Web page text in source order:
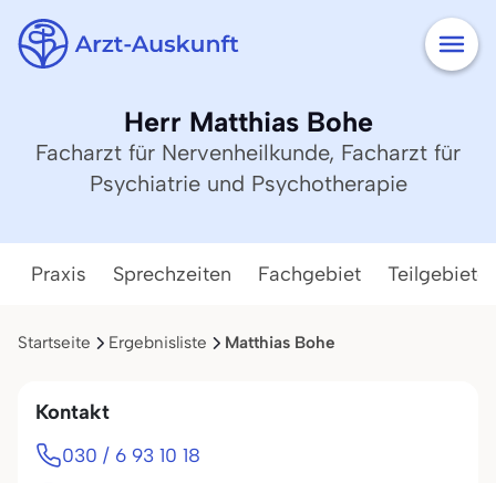
Herr Matthias Bohe
Facharzt für Nervenheilkunde, Facharzt für
Psychiatrie und Psychotherapie
Praxis Sprechzeiten Fachgebiet Teilgebiete
Startseite Ergebnisliste Matthias Bohe
Kontakt
030 / 6 93 10 18